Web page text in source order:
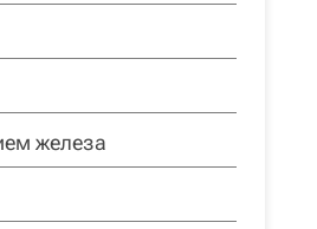
железа